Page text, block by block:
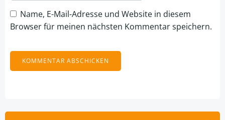
Name, E-Mail-Adresse und Website in diesem
Browser für meinen nächsten Kommentar speichern.